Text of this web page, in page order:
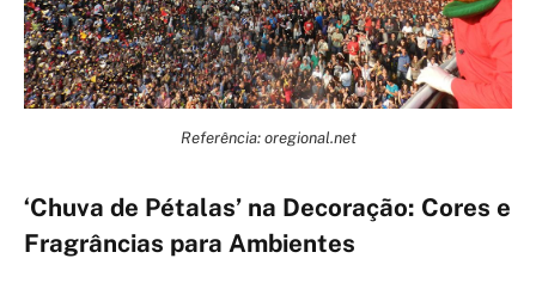
Referência: oregional.net
‘Chuva de Pétalas’ na Decoração: Cores e
Fragrâncias para Ambientes